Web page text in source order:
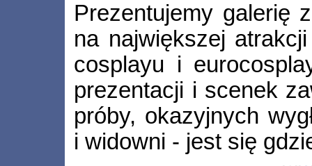
Prezentujemy galerię
na największej
cosplayu i
prezentacji i scenek
próby, okazyjnych
i widowni - jest się